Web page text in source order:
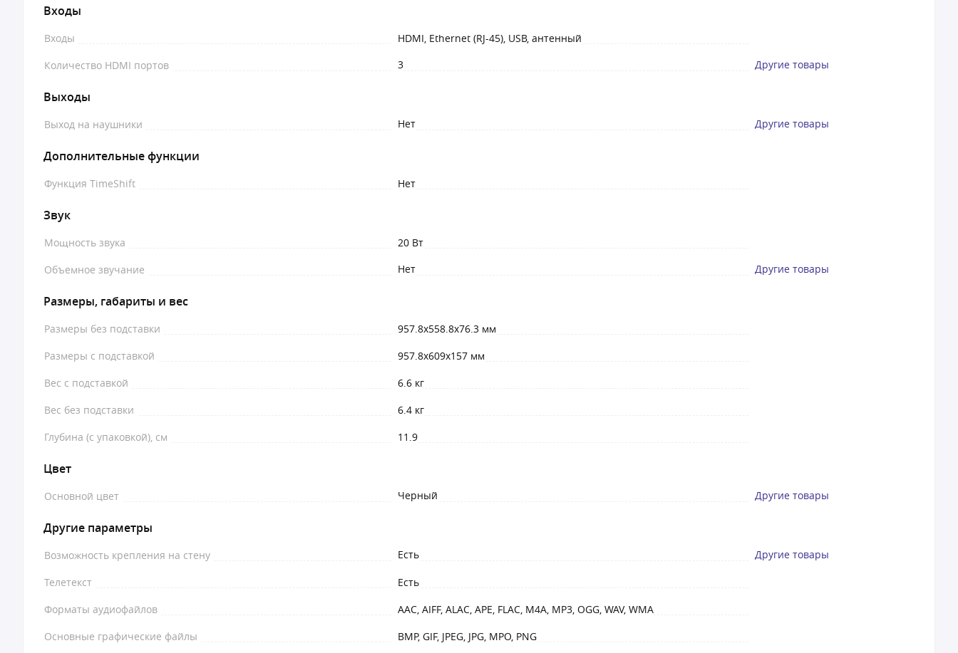
Входы
Входы
HDMI, Ethernet (RJ-45), USB, антенный
Количество HDMI портов
3 Другие товары
Выходы
Выход на наушники Нет Другие товары
Дополнительные функции
Функция TimeShift Нет
Звук
Мощность звука
20 Вт
Объемное звучание
Нет Другие товары
Размеры, габариты и вес
Размеры без подставки
957.8x558.8x76.3 мм
Размеры с подставкой
957.8x609x157 мм
Вес с подставкой
6.6 кг
Вес без подставки
6.4 кг
Глубина (с упаковкой), см
11.9
Цвет
Основной цвет Черный Другие товары
Другие параметры
Возможность крепления на стену Есть Другие товары
Телетекст
Есть
Форматы аудиофайлов
AAC, AIFF, ALAC, APE, FLAC, M4A, MP3, OGG, WAV, WMA
Основные графические файлы
BMP, GIF, JPEG, JPG, MPO, PNG